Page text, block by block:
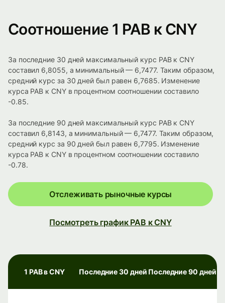
Соотношение 1 PAB к CNY
За последние 30 дней максимальный курс PAB к CNY
составил 6,8055, а минимальный — 6,7477. Таким образом,
средний курс за 30 дней был равен 6,7685. Изменение
курса PAB к CNY в процентном соотношении составило
-0.85.
За последние 90 дней максимальный курс PAB к CNY
составил 6,8143, а минимальный — 6,7477. Таким образом,
средний курс за 90 дней был равен 6,7795. Изменение
курса PAB к CNY в процентном соотношении составило
-0.78.
Отслеживать рыночные курсы
Посмотреть график PAB к CNY
1 PAB в CNY Последние 30 дней Последние 90 дней